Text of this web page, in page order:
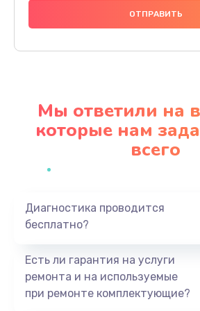
1100 руб.
Заказать
Замена Bluetooth
Замена микросхемы
Заказать
Мы ответили на
которые нам
всего
Диагностика проводится
бесплатно?
Есть ли гарантия на услуги
ремонта и на используемые
при ремонте комплектующие?